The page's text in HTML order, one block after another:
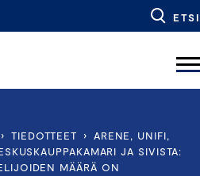
ETSI
› TIEDOTTEET › ARENE, UNIFI,
JA SIVISTA:
MÄÄRÄ ON